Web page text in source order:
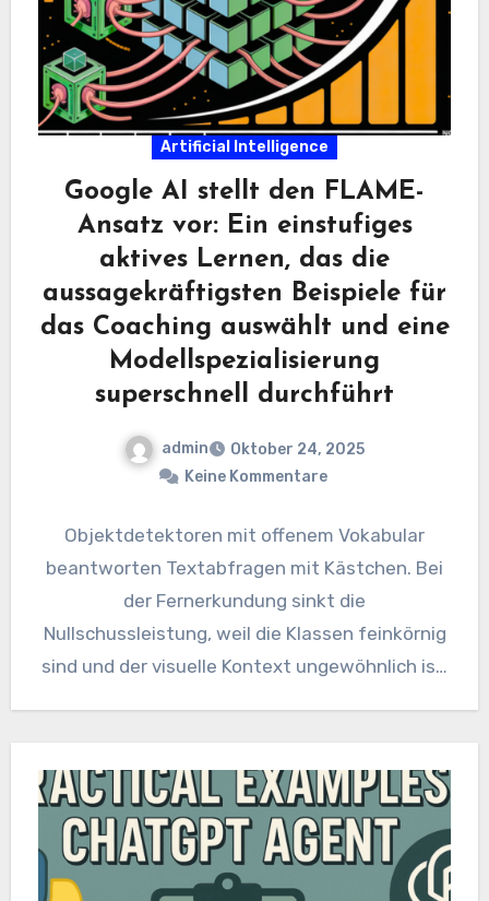
Artificial Intelligence
Google AI stellt den FLAME-
Ansatz vor: Ein einstufiges
aktives Lernen, das die
aussagekräftigsten Beispiele für
das Coaching auswählt und eine
Modellspezialisierung
superschnell durchführt
admin
Oktober 24, 2025
Keine Kommentare
Objektdetektoren mit offenem Vokabular
beantworten Textabfragen mit Kästchen. Bei
der Fernerkundung sinkt die
Nullschussleistung, weil die Klassen feinkörnig
sind und der visuelle Kontext ungewöhnlich ist.